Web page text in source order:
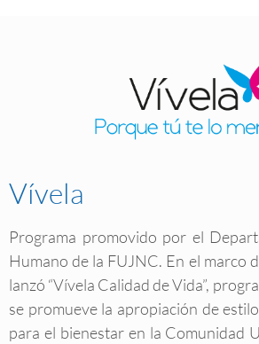
Vívela
Programa promovido por el
Humano de la FUJNC. En el marco
lanzó “Vívela Calidad de Vida”,
se promueve la apropiación de
para el bienestar en la Comunidad